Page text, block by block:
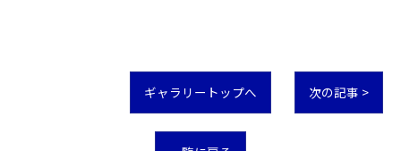
ギャラリートップへ 次の記事 >